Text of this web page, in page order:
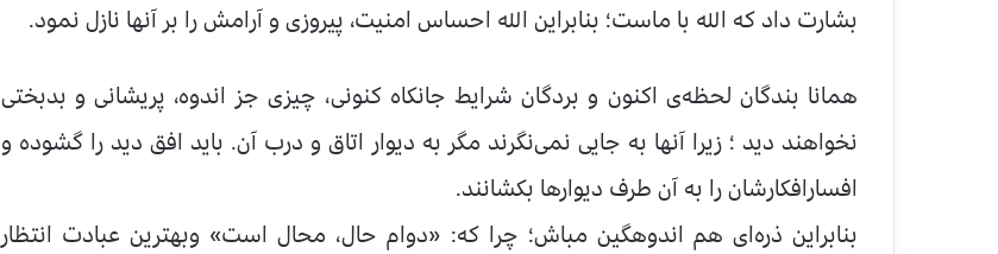
بشارت داد که الله با ماست؛ بنابراین الله احساس امنیت، پیروزی و آرامش را بر آنها نازل نمود.
همانا بندگان لحظه‌ی اکنون و بردگان شرایط جانکاه کنونی، چیزی جز اندوه، پریشانی و بدبختی
نخواهند دید ؛ زیرا آنها به جایی نمی‌نگرند مگر به دیوار اتاق و درب آن. باید افق دید را گشوده و
افسارافکارشان را به آن طرف دیوارها بکشانند.
بنابراین ذره‌ای هم اندوهگین مباش؛ چرا که: «دوام حال، محال است» وبهترین عبادت انتظار